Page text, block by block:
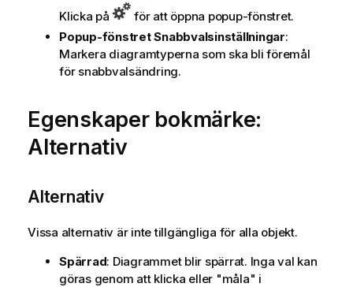
Klicka på
för att öppna popup-fönstret.
Popup-fönstret Snabbvalsinställningar:
Markera diagramtyperna som ska bli föremål
för snabbvalsändring.
Egenskaper bokmärke:
Alternativ
Alternativ
Vissa alternativ är inte tillgängliga för alla objekt.
Spärrad: Diagrammet blir spärrat. Inga val kan
göras genom att klicka eller "måla" i